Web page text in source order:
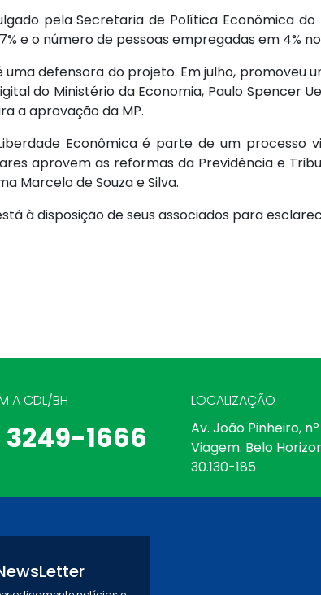
pela Secretaria de Política Econômica
e o número de pessoas empregadas em
uma defensora do projeto. Em julho,
do Ministério da Economia, Paulo Spencer
a aprovação da MP.
Econômica é parte de um
aprovem as reformas da Previdência e
Marcelo de Souza e Silva.
à disposição de seus associados para
A CDL/BH
3249-1666
LOCALIZAÇÃO
Av. João Pinheiro,
Viagem. Belo
30.130-185